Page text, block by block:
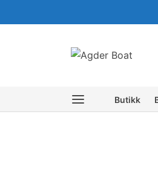
Butikk